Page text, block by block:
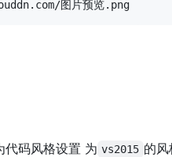
代码风格设置 为 vs2015 的风